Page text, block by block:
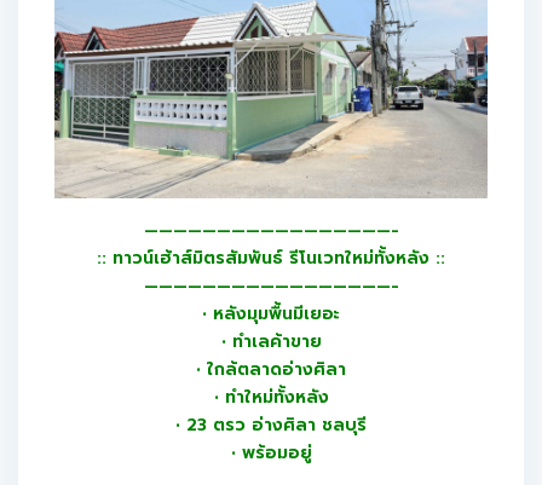
—————————————————-
:: ทาวน์เฮ้าส์มิตรสัมพันธ์ รีโนเวทใหม่ทั้งหลัง ::
—————————————————-
• หลังมุมพื้นมีเยอะ
• ทำเลค้าขาย
• ใกล้ตลาดอ่างศิลา
• ทำใหม่ทั้งหลัง
• 23 ตรว อ่างศิลา ชลบุรี
• พร้อมอยู่